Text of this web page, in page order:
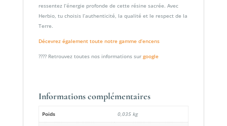
ressentez l’énergie profonde de cette résine sacrée. Avec
Herbio, tu choisis l’authenticité, la qualité et le respect de la
Terre.
Décevrez également toute notre gamme d’encens
???? Retrouvez toutes nos informations sur google
Informations complémentaires
Poids 0,035 kg